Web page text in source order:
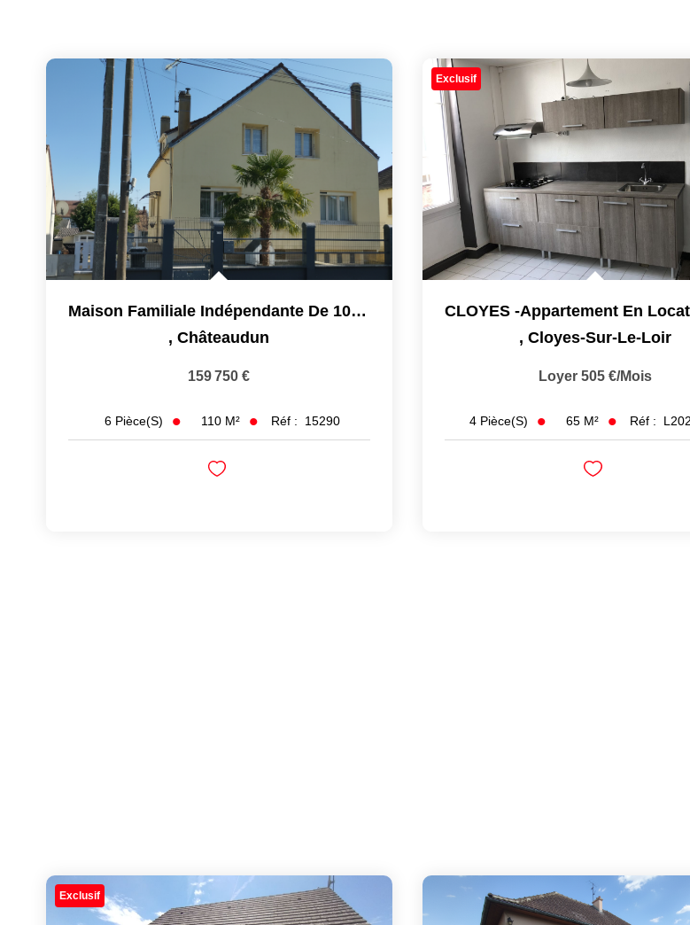
Maison Familiale Indépendante De 109,5 M2 Sur Sous-Sol 5 C
,Châteaudun
159 750 €
6 Pièce(s) 110 M² Réf : 15290
Exclusif
, Cloyes-Sur-Le-Loir
Loyer 505 €/mois
4 Pièce(s) 65 M² Réf :
Exclusif